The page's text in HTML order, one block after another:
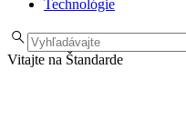
Technológie
Vitajte na Štandarde